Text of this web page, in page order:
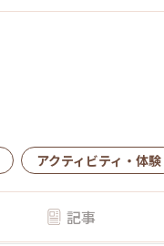
アクティビティ・体験
記事